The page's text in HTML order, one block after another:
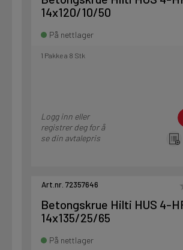
14x120/10/50
På nettlager
1 Pakke a 8 Stk
Logg inn eller
registrer deg for å
se din avtalepris
Art.nr. 72357646
Betongskrue Hilti HUS 4-
14x135/25/65
På nettlager